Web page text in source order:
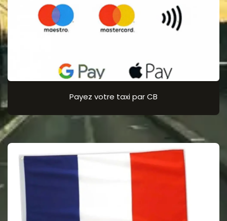
Payez votre taxi par CB